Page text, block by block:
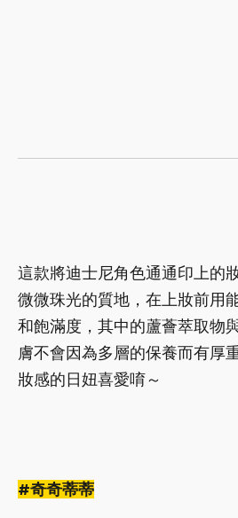
這款將迪士尼角色通通印上的
微微珠光的質地，在上妝前用
和飽滿度，其中的蘆薈萃取物
膚不會因為多層的保養而有厚
妝感的日妞喜愛唷～
#奇奇蒂蒂